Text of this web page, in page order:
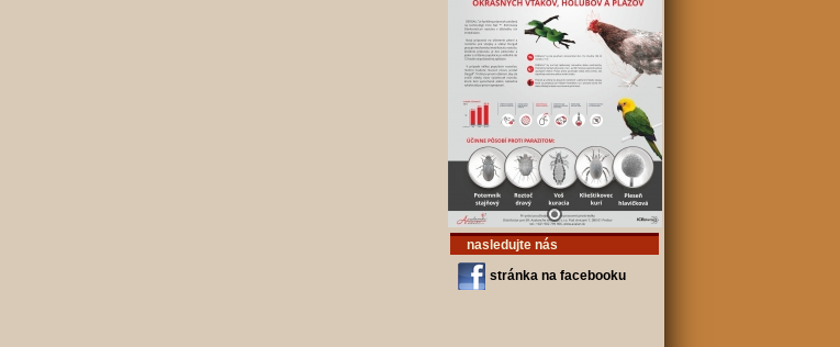
nasledujte nás
stránka na facebooku